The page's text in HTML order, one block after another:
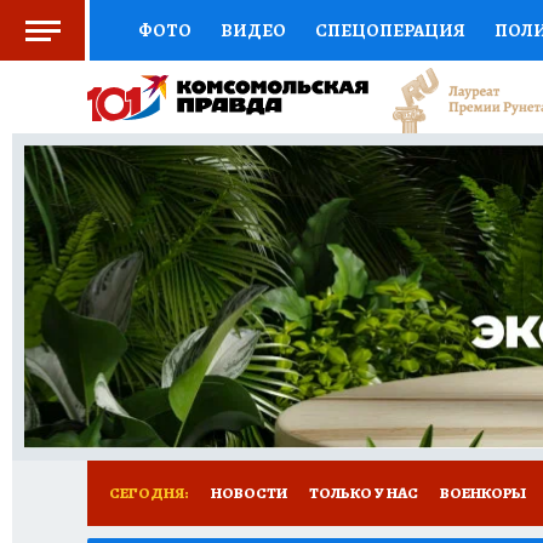
ФОТО ВИДЕО СПЕЦОПЕРАЦИЯ
СОЦПОДДЕРЖКА НАУКА СПОРТ
ВЫБОР ЭКСПЕРТОВ ДОКТОР
КНИЖНАЯ ПОЛКА ПРОГНОЗЫ НА СПОРТ
ПРЕСС-ЦЕНТР НЕДВИЖИМОСТЬ
РАДИО КП РЕКЛАМА ТЕСТЫ НОВОЕ
СЕГОДНЯ: НОВОСТИ ТОЛЬКО У НАС ВОЕНКОРЫ